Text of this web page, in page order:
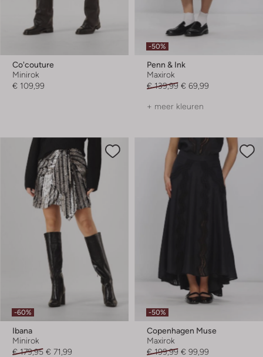
Co'couture
Minirok
€ 109,99
-50%
Penn & Ink
Maxirok
€ 139,99 € 69,99
+ meer kleuren
-60%
Ibana
Minirok
€ 179,95 € 71,99
-50%
Copenhagen Muse
Maxirok
€ 199,99 € 99,99